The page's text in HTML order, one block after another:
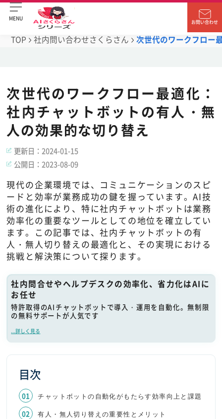
MENU
お問い合わせ
TOP 社内問い合わせさくらさん 次世代のワークフロー
次世代のワークフロー最適化：
社内チャットボットの有人・無
人の効果的な切り替え
更新日：2024-01-15
公開日：2023-08-09
現代の企業環境では、コミュニケーションのスピ
ードと効率が業務成功の鍵を握っています。AI技
術の進化により、特に社内チャットボットは業務
効率化の重要なツールとしての地位を確立してい
ます。この記事では、社内チャットボットの有
人・無人切り替えの最適化と、その実現における
挑戦と解決策について探ります。
社内問合せやヘルプデスクの効率化、省力化はAIに
お任せ
特許取得のAIチャットボットで導入・運用を自動化。無制限
の無料サポートが人気です
...詳しく見る
目次
チャットボットの自動化がもたらす効率向上と課題
有人・無人切り替えの重要性とメリット